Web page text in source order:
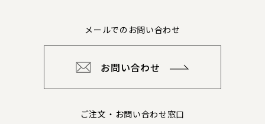
メールでのお問い合わせ
お問い合わせ
ご注文・お問い合わせ窓口